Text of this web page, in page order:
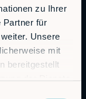
zu Ihrer
Partner für
Unsere
mit
bereitgestellt